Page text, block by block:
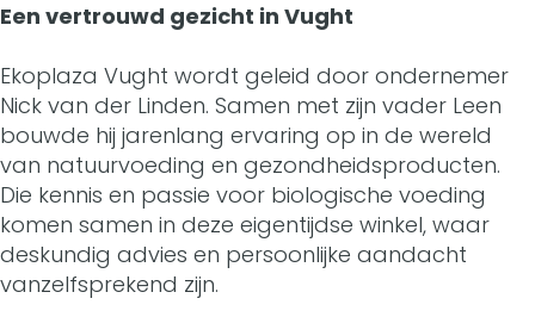
u
g
h
t
z
a
V
u
g
h
t
a
z
a
V
u
g
h
a
z
a
V
u
g
h
Een vertrouwd gezicht in Vught
Ekoplaza Vught wordt geleid door ondernemer
Nick van der Linden. Samen met zijn vader Leen
bouwde hij jarenlang ervaring op in de wereld
van natuurvoeding en gezondheidsproducten.
Die kennis en passie voor biologische voeding
komen samen in deze eigentijdse winkel, waar
deskundig advies en persoonlijke aandacht
vanzelfsprekend zijn.